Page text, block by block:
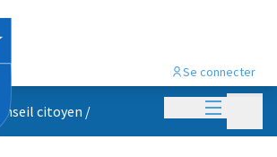
Menu
Se connecter
citoyen /